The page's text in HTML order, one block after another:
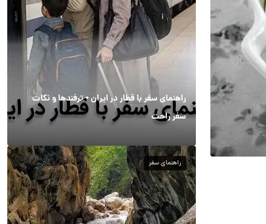
راهنمای سفر با قطار در ایران + ترفندها و نکات
سفر راحت
راهنمای سفر